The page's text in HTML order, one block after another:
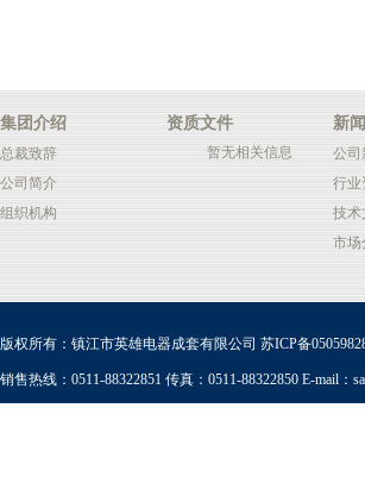
集团介绍
总裁致辞
公司简介
组织机构
资质文件
暂无相关信息
新
公司
行业
技术
市场
版权所有：镇江市英雄电器成套有限公司 苏ICP备
销售热线：0511-88322851 传真：0511-88322850 E-mail：